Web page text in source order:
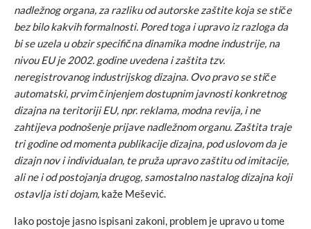
nadležnog organa, za razliku od autorske zaštite koja se stiče
bez bilo kakvih formalnosti. Pored toga i upravo iz razloga da
bi se uzela u obzir specifična dinamika modne industrije, na
nivou EU je 2002. godine uvedena i zaštita tzv.
neregistrovanog industrijskog dizajna. Ovo pravo se stiče
automatski, prvim činjenjem dostupnim javnosti konkretnog
dizajna na teritoriji EU, npr. reklama, modna revija, i ne
zahtijeva podnošenje prijave nadležnom organu. Zaštita traje
tri godine od momenta publikacije dizajna, pod uslovom da je
dizajn nov i individualan, te pruža upravo zaštitu od imitacije,
ali ne i od postojanja drugog, samostalno nastalog dizajna koji
ostavlja isti dojam, kaže Mešević.
Iako postoje jasno ispisani zakoni, problem je upravo u tome